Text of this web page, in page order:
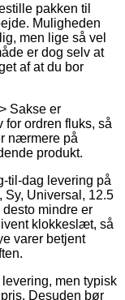
pakken til
Muligheden
men lige så vel
er dog selv at
af at du bor
Sakse er
ordren fluks, så
nærmere på
produkt.
til-dag levering på
Universal, 12.5
mindre er
klokkeslæt, så
varer betjent
levering, men typisk
Desuden bør